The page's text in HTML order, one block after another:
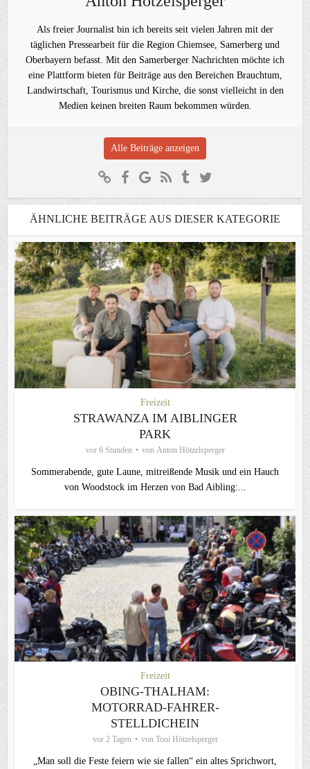
Als freier Journalist bin ich bereits seit vielen Jahren mit der
täglichen Pressearbeit für die Region Chiemsee, Samerberg und
Oberbayern befasst. Mit den Samerberger Nachrichten möchte ich
eine Plattform bieten für Beiträge aus den Bereichen Brauchtum,
Landwirtschaft, Tourismus und Kirche, die sonst vielleicht in den
Medien keinen breiten Raum bekommen würden.
Alle Beiträge anzeigen
ÄHNLICHE BEITRÄGE AUS DIESER KATEGORIE
Freizeit
STRAWANZA IM AIBLINGER
PARK
vor 6 Stunden von Anton Hötzelsperger
Sommerabende, gute Laune, mitreißende Musik und ein Hauch
von Woodstock im Herzen von Bad Aibling:...
Freizeit
OBING-THALHAM:
MOTORRAD-FAHRER-
STELLDICHEIN
vor 2 Tagen von Toni Hötzelsperger
„Man soll die Feste feiern wie sie fallen“ ein altes Sprichwort,